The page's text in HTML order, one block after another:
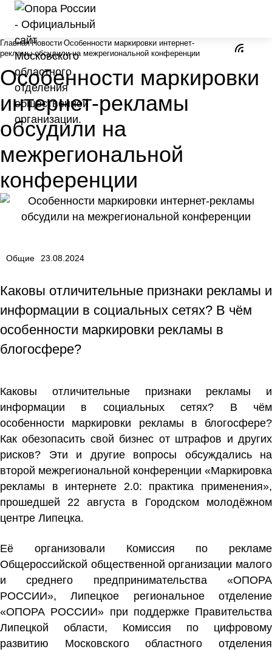
Главная Новости Особенности маркировки интернет-
рекламы обсудили на межрегиональной конференции
Особенности маркировки
интернет-рекламы
обсудили на
межрегиональной
конференции
Общие 23.08.2024
Каковы отличительные признаки рекламы и
информации в социальных сетях? В чём
особенности маркировки рекламы в
блогосфере?
Каковы отличительные признаки рекламы и
информации в социальных сетях? В чём
особенности маркировки рекламы в блогосфере?
Как обезопасить свой бизнес от штрафов и других
рисков? Эти и другие вопросы обсуждались на
второй межрегиональной конференции «Маркировка
рекламы в интернете 2.0: практика применения»,
прошедшей 22 августа в Городском молодёжном
центре Липецка.
Её организовали Комиссия по рекламе
Общероссийской общественной организации малого
и среднего предпринимательства «ОПОРА
РОССИИ», Липецкое региональное отделение
«ОПОРА РОССИИ» при поддержке Правительства
Липецкой области, Комиссия по цифровому
развитию Московского областного отделения